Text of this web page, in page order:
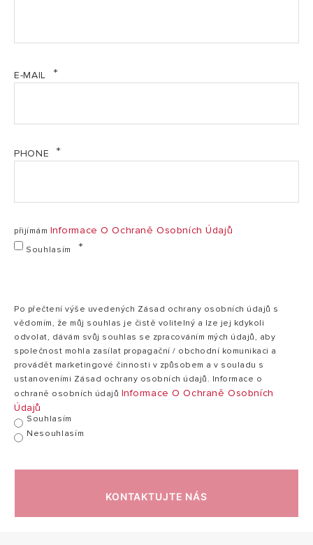
Prohlášení o shodě ujištění - ELEKTRO tlakové 30
až 200 L 2026 (PDF, 891.40 kb)
E-MAIL
PHONE
přijímám Informace O Ochraně Osobních Údajů
Souhlasím
Po přečtení výše uvedených Zásad ochrany osobních údajů s
vědomím, že můj souhlas je čistě volitelný a lze jej kdykoli
odvolat, dávám svůj souhlas se zpracováním mých údajů, aby
společnost mohla zasílat propagační / obchodní komunikaci a
provádět marketingové činnosti v způsobem a v souladu s
ustanoveními Zásad ochrany osobních údajů. Informace o
ochraně osobních údajů Informace O Ochraně Osobních
Údajů
Souhlasím
Nesouhlasím
KONTAKTUJTE NÁS